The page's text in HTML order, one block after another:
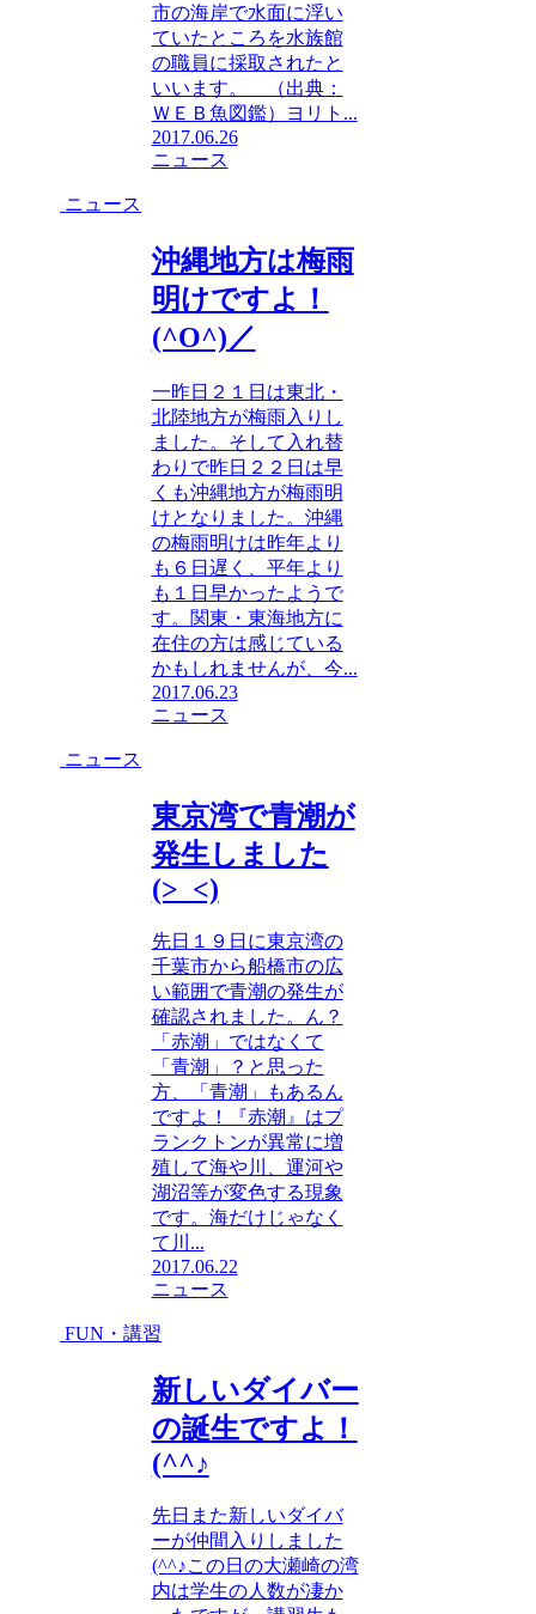
市の海岸で水面に浮い
ていたところを水族館
の職員に採取されたと
いいます。 （出典：
ＷＥＢ魚図鑑）ヨリト...
2017.06.26
ニュース
ニュース
沖縄地方は梅雨
明けですよ！
(^O^)／
一昨日２１日は東北・
北陸地方が梅雨入りし
ました。そして入れ替
わりで昨日２２日は早
くも沖縄地方が梅雨明
けとなりました。沖縄
の梅雨明けは昨年より
も６日遅く、平年より
も１日早かったようで
す。関東・東海地方に
在住の方は感じている
かもしれませんが、今...
2017.06.23
ニュース
ニュース
東京湾で青潮が
発生しました
(>_<)
先日１９日に東京湾の
千葉市から船橋市の広
い範囲で青潮の発生が
確認されました。ん？
「赤潮」ではなくて
「青潮」？と思った
方、「青潮」もあるん
ですよ！『赤潮』はプ
ランクトンが異常に増
殖して海や川、運河や
湖沼等が変色する現象
です。海だけじゃなく
て川...
2017.06.22
ニュース
FUN・講習
新しいダイバー
の誕生ですよ！
(^^♪
先日また新しいダイバ
ーが仲間入りしました
(^^♪この日の大瀬崎の湾
内は学生の人数が凄か